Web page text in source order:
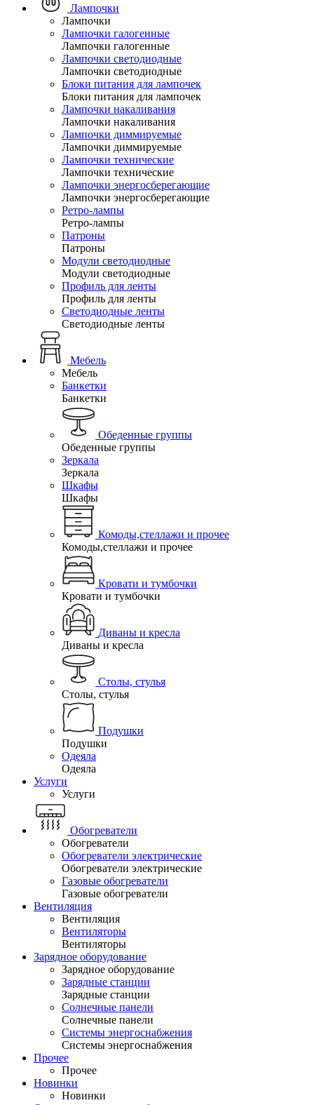
Лампочки
Лампочки
Лампочки галогенные
Лампочки галогенные
Лампочки светодиодные
Лампочки светодиодные
Блоки питания для лампочек
Блоки питания для лампочек
Лампочки накаливания
Лампочки накаливания
Лампочки диммируемые
Лампочки диммируемые
Лампочки технические
Лампочки технические
Лампочки энергосберегающие
Лампочки энергосберегающие
Ретро-лампы
Ретро-лампы
Патроны
Патроны
Модули светодиодные
Модули светодиодные
Профиль для ленты
Профиль для ленты
Светодиодные ленты
Светодиодные ленты
Мебель
Мебель
Банкетки
Банкетки
Обеденные группы
Обеденные группы
Зеркала
Зеркала
Шкафы
Шкафы
Комоды,стеллажи и прочее
Комоды,стеллажи и прочее
Кровати и тумбочки
Кровати и тумбочки
Диваны и кресла
Диваны и кресла
Столы, стулья
Столы, стулья
Подушки
Подушки
Одеяла
Одеяла
Услуги
Услуги
Обогреватели
Обогреватели
Обогреватели электрические
Обогреватели электрические
Газовые обогреватели
Газовые обогреватели
Вентиляция
Вентиляция
Вентиляторы
Вентиляторы
Зарядное оборудование
Зарядное оборудование
Зарядные станции
Зарядные станции
Солнечные панели
Солнечные панели
Системы энергоснабжения
Системы энергоснабжения
Прочее
Прочее
Новинки
Новинки